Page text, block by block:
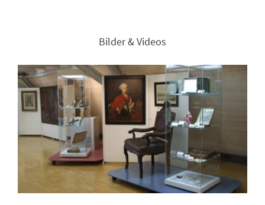
Bilder & Videos